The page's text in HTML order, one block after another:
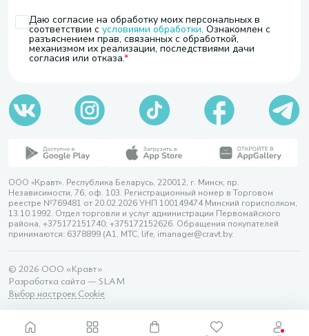
Даю согласие на обработку моих персональных в
соответствии с условиями обработки. Ознакомлен с
разъяснением прав, связанных с обработкой,
механизмом их реализации, последствиями дачи
согласия или отказа.
ООО «Кравт». Республика Беларусь, 220012, г. Минск, пр.
Независимости, 76, оф. 103. Регистрационный номер в Торговом
реестре №769481 от 20.02.2026 УНП 100149474 Минский горисполком,
13.10.1992. Отдел торговли и услуг администрации Первомайского
района, +375172151740; +375172152626. Обращения покупателей
принимаются: 6378899 (А1, МТС, life, imanager@cravt.by.
© 2026 ООО «Кравт»
Разработка сайта — SLAM
Выбор настроек Cookie